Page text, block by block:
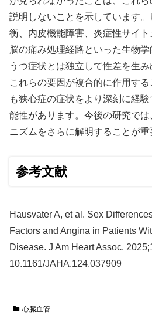
説明しないことを示しています
衡、内皮機能障害、炎症性サイト
脳の痛み処理経路といった生物
うつ症状とは独立して性差を生み
これらの要因が複合的に作用す
も狭心症の症状をより深刻に経
能性があります。今後の研究で
ニズムをさらに解明することが重
参考文献
Hausvater A, et al. Sex
Factors and Angina in Patients
Disease. J Am Heart Assoc.
10.1161/JAHA.124.037909
心臓血管